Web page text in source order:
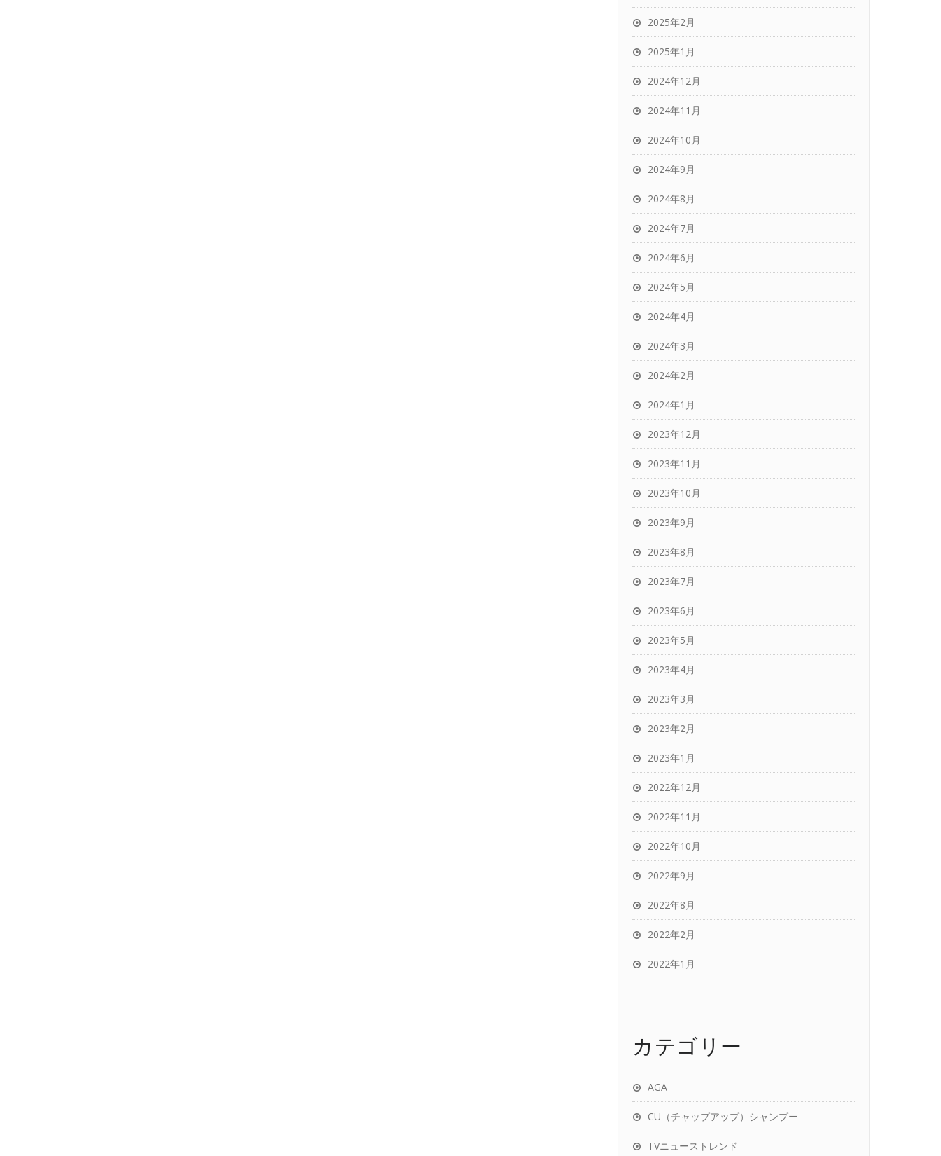
2025年2月
2025年1月
2024年12月
2024年11月
2024年10月
2024年9月
2024年8月
2024年7月
2024年6月
2024年5月
2024年4月
2024年3月
2024年2月
2024年1月
2023年12月
2023年11月
2023年10月
2023年9月
2023年8月
2023年7月
2023年6月
2023年5月
2023年4月
2023年3月
2023年2月
2023年1月
2022年12月
2022年11月
2022年10月
2022年9月
2022年8月
2022年2月
2022年1月
カテゴリー
AGA
CU（チャップアップ）シャンプー
TVニューストレンド